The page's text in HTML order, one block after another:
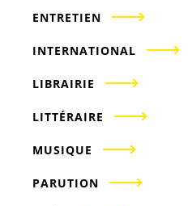
ENTRETIEN
INTERNATIONAL
LIBRAIRIE
LITTÉRAIRE
MUSIQUE
PARUTION